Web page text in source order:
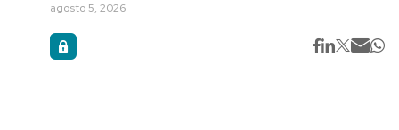
agosto 5, 2026